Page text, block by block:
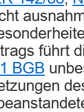
führt
BGB